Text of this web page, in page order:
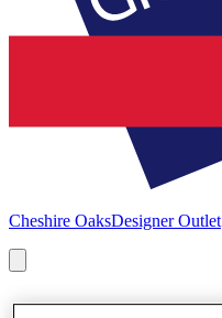
Cheshire OaksDesigner Outlet